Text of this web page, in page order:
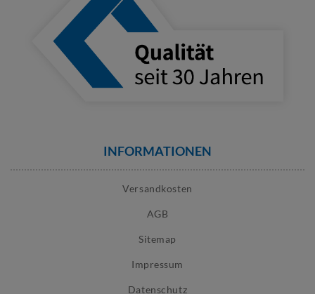
INFORMATIONEN
Versandkosten
AGB
Sitemap
Impressum
Datenschutz